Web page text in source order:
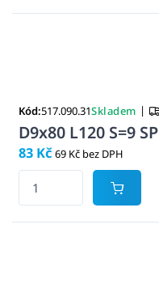
Kód:517.090.31Skladem |
D9x80 L120 S=9 SP
83 Kč 69 Kč bez DPH